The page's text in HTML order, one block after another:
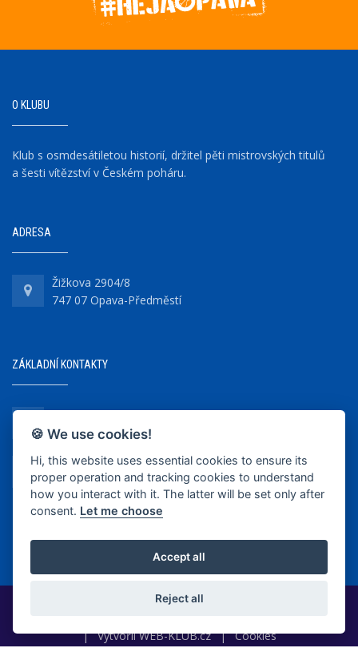
O KLUBU
Klub s osmdesátiletou historií, držitel pěti mistrovských titulů
a šesti vítězství v Českém poháru.
ADRESA
Žižkova 2904/8
747 07 Opava-Předměstí
ZÁKLADNÍ KONTAKTY
+420 737 218 679
info@bkopava.cz
www.bkopava.cz
| VytvořilWEB-KLUB.cz | Cookies
🍪 We use cookies!
Hi, this website uses essential cookies to ensure its
proper operation and tracking cookies to understand
how you interact with it. The latter will be set only after
consent. Let me choose
Accept all
Reject all